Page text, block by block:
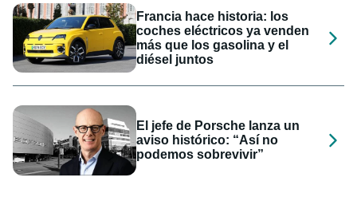
Francia hace historia: los
coches eléctricos ya venden
más que los gasolina y el
diésel juntos
El jefe de Porsche lanza un
aviso histórico: “Así no
podemos sobrevivir”